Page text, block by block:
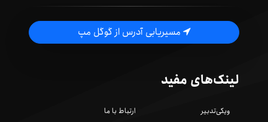
مسیریابی آدرس از گوگل مپ
لینک‌های مفید
ویکی‌تدبیر
ارتباط با ما